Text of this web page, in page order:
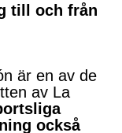
till och från
är en av de
av La
också